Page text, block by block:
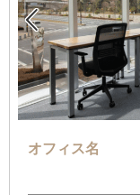

オフィス名